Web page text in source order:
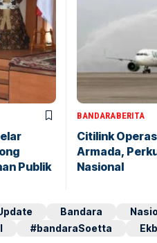
Publik
BANDARABERITA
Citilink
Armada,
Nasional
Bandara
#bandaraSoetta